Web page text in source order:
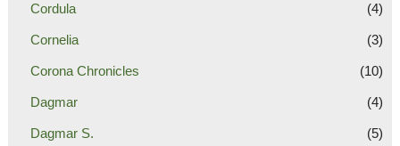
Cordula (4)
Cornelia (3)
Corona Chronicles (10)
Dagmar (4)
Dagmar S. (5)